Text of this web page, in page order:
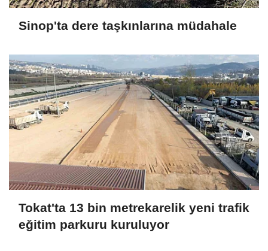
Sinop'ta dere taşkınlarına müdahale
Tokat'ta 13 bin metrekarelik yeni trafik
eğitim parkuru kuruluyor